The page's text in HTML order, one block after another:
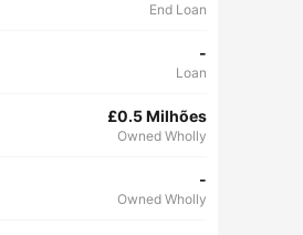
End Loan
-
Loan
£0.5 Milhões
Owned Wholly
-
Owned Wholly